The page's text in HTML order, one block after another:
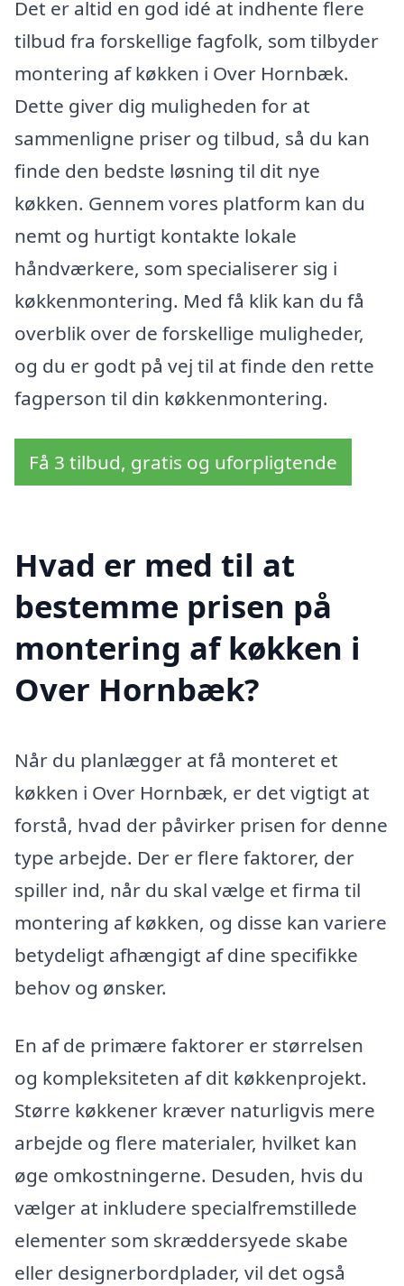
Det er altid en god idé at indhente flere
tilbud fra forskellige fagfolk, som tilbyder
montering af køkken i Over Hornbæk.
Dette giver dig muligheden for at
sammenligne priser og tilbud, så du kan
finde den bedste løsning til dit nye
køkken. Gennem vores platform kan du
nemt og hurtigt kontakte lokale
håndværkere, som specialiserer sig i
køkkenmontering. Med få klik kan du få
overblik over de forskellige muligheder,
og du er godt på vej til at finde den rette
fagperson til din køkkenmontering.
Få 3 tilbud, gratis og uforpligtende
Hvad er med til at
bestemme prisen på
montering af køkken i
Over Hornbæk?
Når du planlægger at få monteret et
køkken i Over Hornbæk, er det vigtigt at
forstå, hvad der påvirker prisen for denne
type arbejde. Der er flere faktorer, der
spiller ind, når du skal vælge et firma til
montering af køkken, og disse kan variere
betydeligt afhængigt af dine specifikke
behov og ønsker.
En af de primære faktorer er størrelsen
og kompleksiteten af dit køkkenprojekt.
Større køkkener kræver naturligvis mere
arbejde og flere materialer, hvilket kan
øge omkostningerne. Desuden, hvis du
vælger at inkludere specialfremstillede
elementer som skræddersyede skabe
eller designerbordplader, vil det også